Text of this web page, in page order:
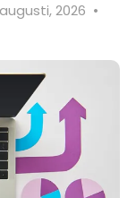
2026 •